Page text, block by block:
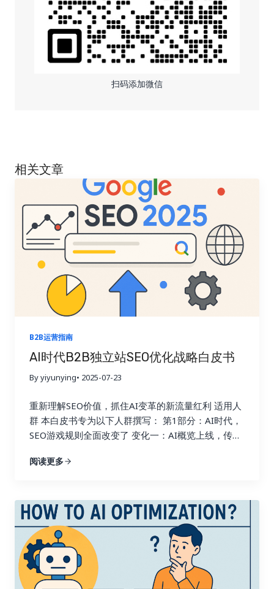
扫码添加微信
相关文章
B2B运营指南
AI时代B2B独立站SEO优化战略白皮书
By yiyunying• 2025-07-23
重新理解SEO价值，抓住AI变革的新流量红利 适用人
群 本白皮书专为以下人群撰写： 第1部分：AI时代，
SEO游戏规则全面改变了 变化一：AI概览上线，传统
Overview（AI概览）功能：
意味着什么？ 即使有几百个关键词排名首页，流量也
会大幅减少！ 变化二：Google“本地推荐”机制强化，
阻断跨境流量 想象你在北京点外卖，美团只推荐10公
里内的商家，广州的餐厅再好也不会出现。 Google
的搜索逻辑，现在跟美团一模一样： 用户在德国搜
索“custom kraft box” Google优先推荐： 1.使用.de
阅读更多